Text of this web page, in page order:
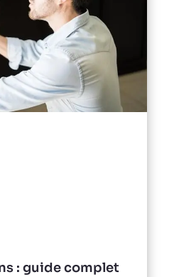
: guide complet